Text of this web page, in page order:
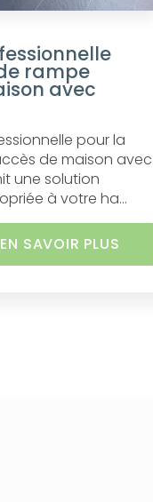
rampe
avec
pour la
de maison avec
une solution
à votre ha...
EN SAVOIR PLUS